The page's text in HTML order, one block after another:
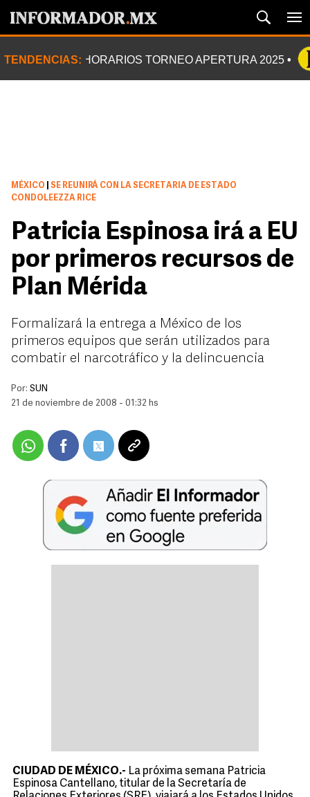
TENDENCIAS: HORARIOS TORNEO APERTURA 2025
MÉXICO
SE REUNIRÁ CON LA SECRETARIA DE ESTADO
CONDOLEEZZA RICE
Patricia Espinosa irá a EU
por primeros recursos de
Plan Mérida
Formalizará la entrega a México de los
primeros equipos que serán utilizados para
combatir el narcotráfico y la delincuencia
Por: SUN
21 de noviembre de 2008 - 01:32 hs
CIUDAD DE MÉXICO.- La próxima semana Patricia
Espinosa Cantellano, titular de la Secretaría de